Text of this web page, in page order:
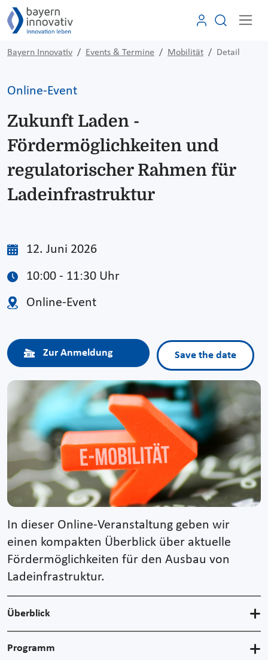
Bayern Innovativ Events & Termine Mobilität Detail
Online-Event
Zukunft Laden -
Fördermöglichkeiten und
regulatorischer Rahmen für
Ladeinfrastruktur
12. Juni 2026
10:00 - 11:30 Uhr
Online-Event
Zur Anmeldung Save the date
In dieser Online-Veranstaltung geben wir
einen kompakten Überblick über aktuelle
Fördermöglichkeiten für den Ausbau von
Ladeinfrastruktur.
Überblick
Programm